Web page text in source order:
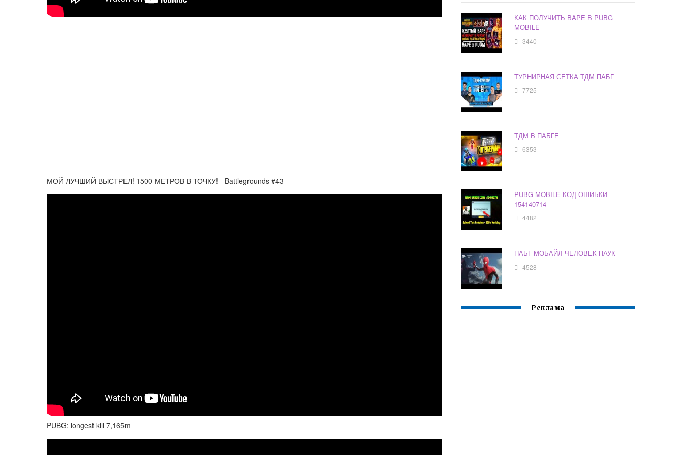
МОЙ ЛУЧШИЙ ВЫСТРЕЛ! 1500 МЕТРОВ В ТОЧКУ! - Battlegrounds #43
PUBG: longest kill 7,165m
КАК ПОЛУЧИТЬ BAPE В PUBG
MOBILE
3440
ТУРНИРНАЯ СЕТКА ТДМ ПАБГ
7725
ТДМ В ПАБГЕ
6353
PUBG MOBILE КОД ОШИБКИ
154140714
4482
ПАБГ МОБАЙЛ ЧЕЛОВЕК ПАУК
4528
Реклама